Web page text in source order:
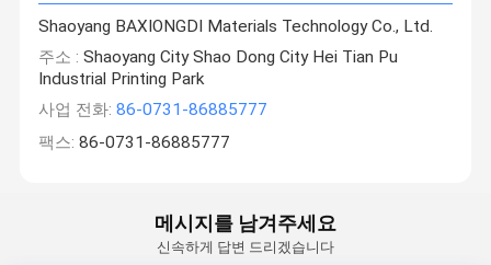
Shaoyang BAXIONGDI Materials Technology Co., Ltd.
주소 : Shaoyang City Shao Dong City Hei Tian Pu
Industrial Printing Park
사업 전화: 86-0731-86885777
팩스: 86-0731-86885777
메시지를 남겨주세요
신속하게 답변 드리겠습니다